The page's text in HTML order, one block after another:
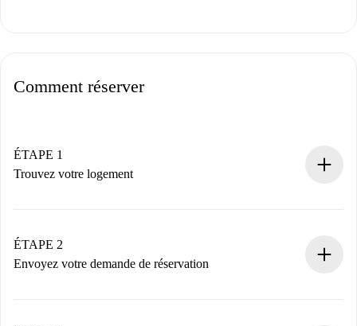
Comment réserver
ÉTAPE 1
Trouvez votre logement
Vous disposez à l’avance de toutes les informations
nécessaires.
ÉTAPE 2
Envoyez votre demande de réservation